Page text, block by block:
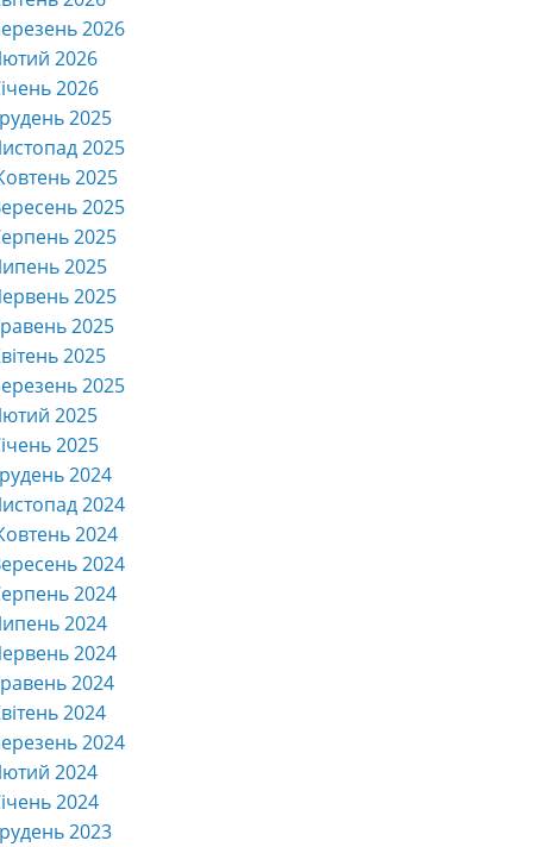
2026
2026
2026
2025
2025
2025
2025
2025
2025
2025
2025
2025
2025
2025
2025
2024
2024
2024
2024
2024
2024
2024
2024
2024
2024
2024
2024
2023